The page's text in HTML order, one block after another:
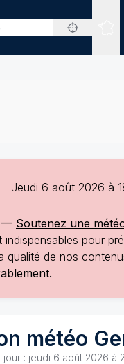
Jeudi 6 août 2026 à
— Soutenez une
pour
qualité de nos
météo
jour : jeudi 6 août 2026 à